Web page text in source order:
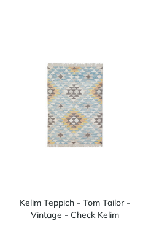
Kelim Teppich - Tom Tailor -
Vintage - Check Kelim